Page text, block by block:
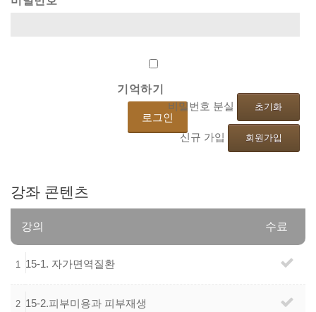
기억하기
비밀번호 분실 초기화
신규 가입 회원가입
강좌 콘텐츠
강의 수료
1 15-1. 자가면역질환
2 15-2.피부미용과 피부재생